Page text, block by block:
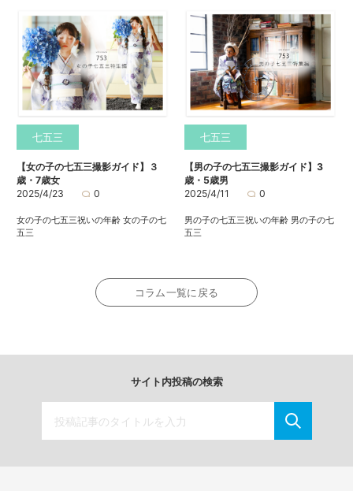
七五三
【女の子の七五三撮影ガイド】３
歳・7歳女
2025/4/23
0
女の子の七五三祝いの年齢 女の子の七
五三
七五三
【男の子の七五三撮影ガイド】3
歳・5歳男
2025/4/11
0
男の子の七五三祝いの年齢 男の子の七
五三
コラム一覧に戻る
サイト内投稿の検索